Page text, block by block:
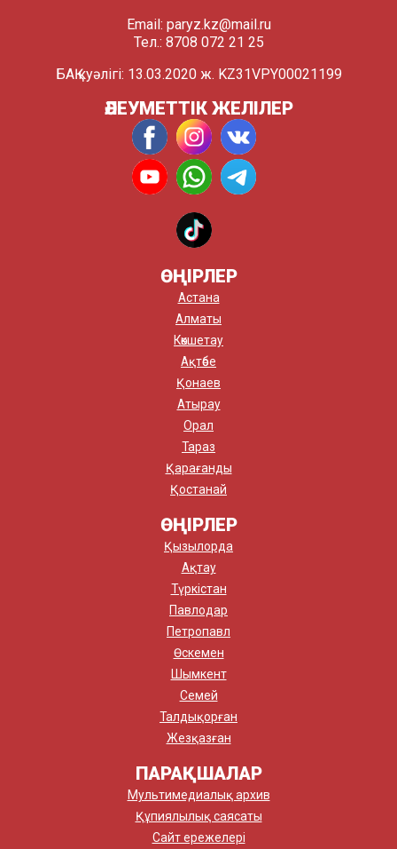
Email: paryz.kz@mail.ru
Тел.: 8708 072 21 25
БАҚ куәлігі: 13.03.2020 ж. KZ31VPY00021199
ӘЛЕУМЕТТІК ЖЕЛІЛЕР
ӨҢІРЛЕР
Астана
Алматы
Көкшетау
Ақтөбе
Қонаев
Атырау
Орал
Тараз
Қарағанды
Қостанай
ӨҢІРЛЕР
Қызылорда
Ақтау
Түркістан
Павлодар
Петропавл
Өскемен
Шымкент
Семей
Талдықорған
Жезқазған
ПАРАҚШАЛАР
Мультимедиалық архив
Құпиялылық саясаты
Сайт ережелері